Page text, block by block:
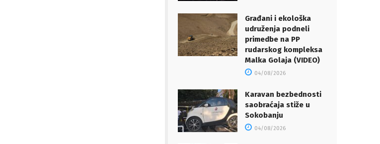
Građani i ekološka
udruženja podneli
primedbe na PP
rudarskog kompleksa
Malka Golaja (VIDEO)
04/08/2026
Karavan bezbednosti
saobraćaja stiže u
Sokobanju
04/08/2026